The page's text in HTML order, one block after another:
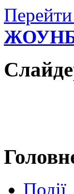
ЖОУНБ
Події